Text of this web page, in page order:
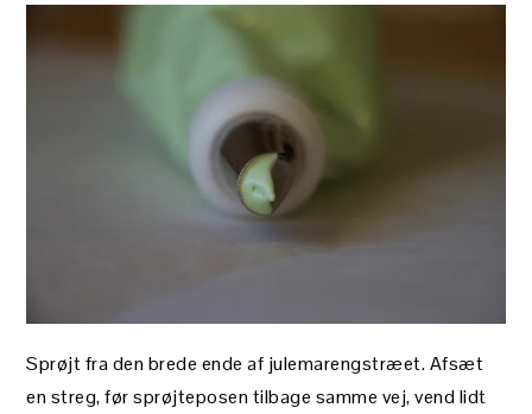
Sprøjt fra den brede ende af julemarengstræet. Afsæt
en streg, før sprøjteposen tilbage samme vej, vend lidt